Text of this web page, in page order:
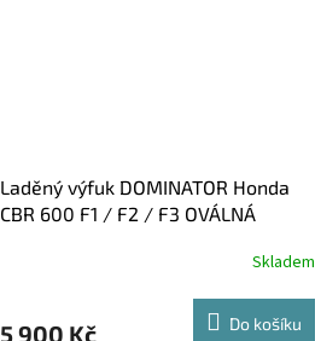
Laděný výfuk DOMINATOR Honda
CBR 600 F1 / F2 / F3 OVÁLNÁ
Skladem
5 900 Kč Do košíku